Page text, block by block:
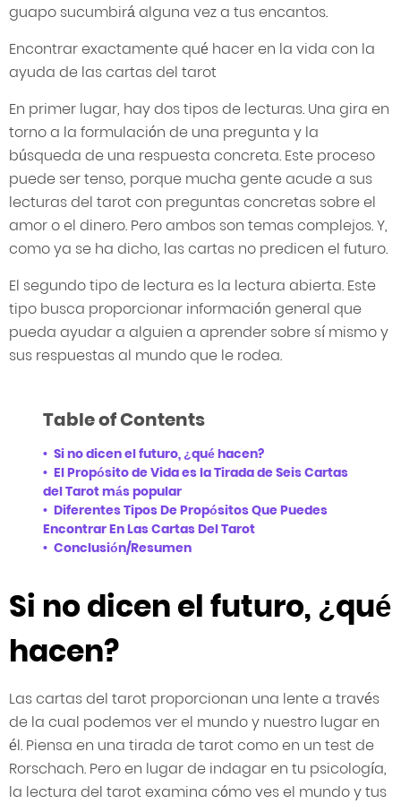
guapo sucumbirá alguna vez a tus encantos.
Encontrar exactamente qué hacer en la vida con la
ayuda de las cartas del tarot
En primer lugar, hay dos tipos de lecturas. Una gira en
torno a la formulación de una pregunta y la
búsqueda de una respuesta concreta. Este proceso
puede ser tenso, porque mucha gente acude a sus
lecturas del tarot con preguntas concretas sobre el
amor o el dinero. Pero ambos son temas complejos. Y,
como ya se ha dicho, las cartas no predicen el futuro.
El segundo tipo de lectura es la lectura abierta. Este
tipo busca proporcionar información general que
pueda ayudar a alguien a aprender sobre sí mismo y
sus respuestas al mundo que le rodea.
Table of Contents
Si no dicen el futuro, ¿qué hacen?
El Propósito de Vida es la Tirada de Seis Cartas
del Tarot más popular
Diferentes Tipos De Propósitos Que Puedes
Encontrar En Las Cartas Del Tarot
Conclusión/Resumen
Si no dicen el futuro, ¿qué
hacen?
Las cartas del tarot proporcionan una lente a través
de la cual podemos ver el mundo y nuestro lugar en
él. Piensa en una tirada de tarot como en un test de
Rorschach. Pero en lugar de indagar en tu psicología,
la lectura del tarot examina cómo ves el mundo y tus